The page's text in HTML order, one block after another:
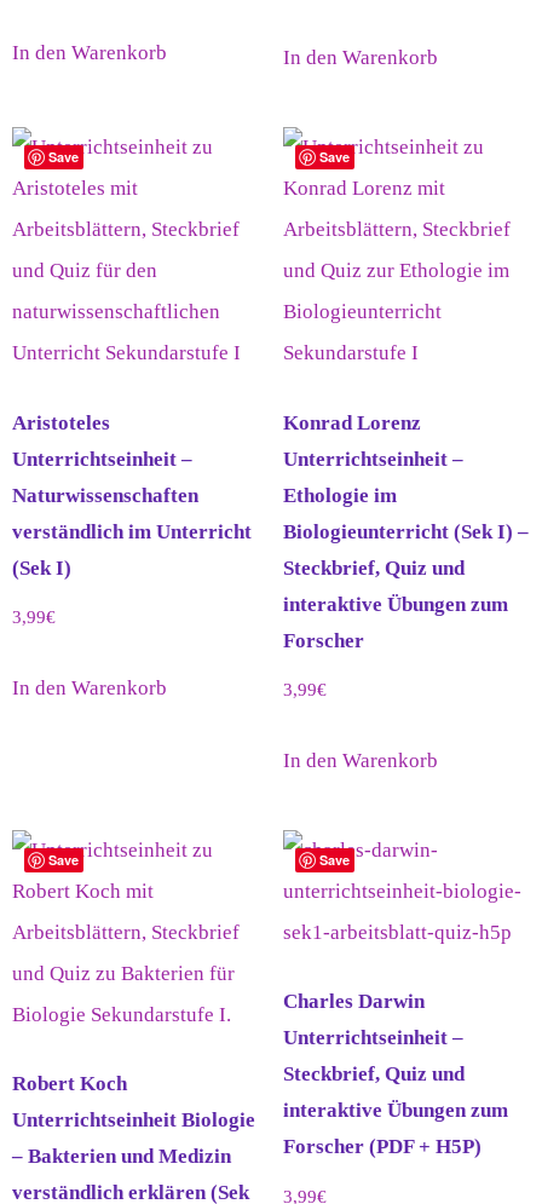
In den Warenkorb In den Warenkorb
Save
Aristoteles
Unterrichtseinheit –
Naturwissenschaften
verständlich im Unterricht
(Sek I)
3,99€
In den Warenkorb
Save
Konrad Lorenz
Unterrichtseinheit –
Ethologie im
Biologieunterricht (Sek I) –
Steckbrief, Quiz und
interaktive Übungen zum
Forscher
3,99€
In den Warenkorb
Save
Robert Koch
Unterrichtseinheit Biologie
– Bakterien und Medizin
verständlich erklären (Sek
Save
Charles Darwin
Unterrichtseinheit –
Steckbrief, Quiz und
interaktive Übungen zum
Forscher (PDF + H5P)
3,99€